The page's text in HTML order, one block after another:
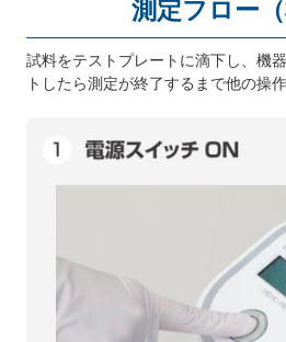
測定フロー（
試料をテストプレートに滴下し、機
トしたら測定が終了するまで他の操